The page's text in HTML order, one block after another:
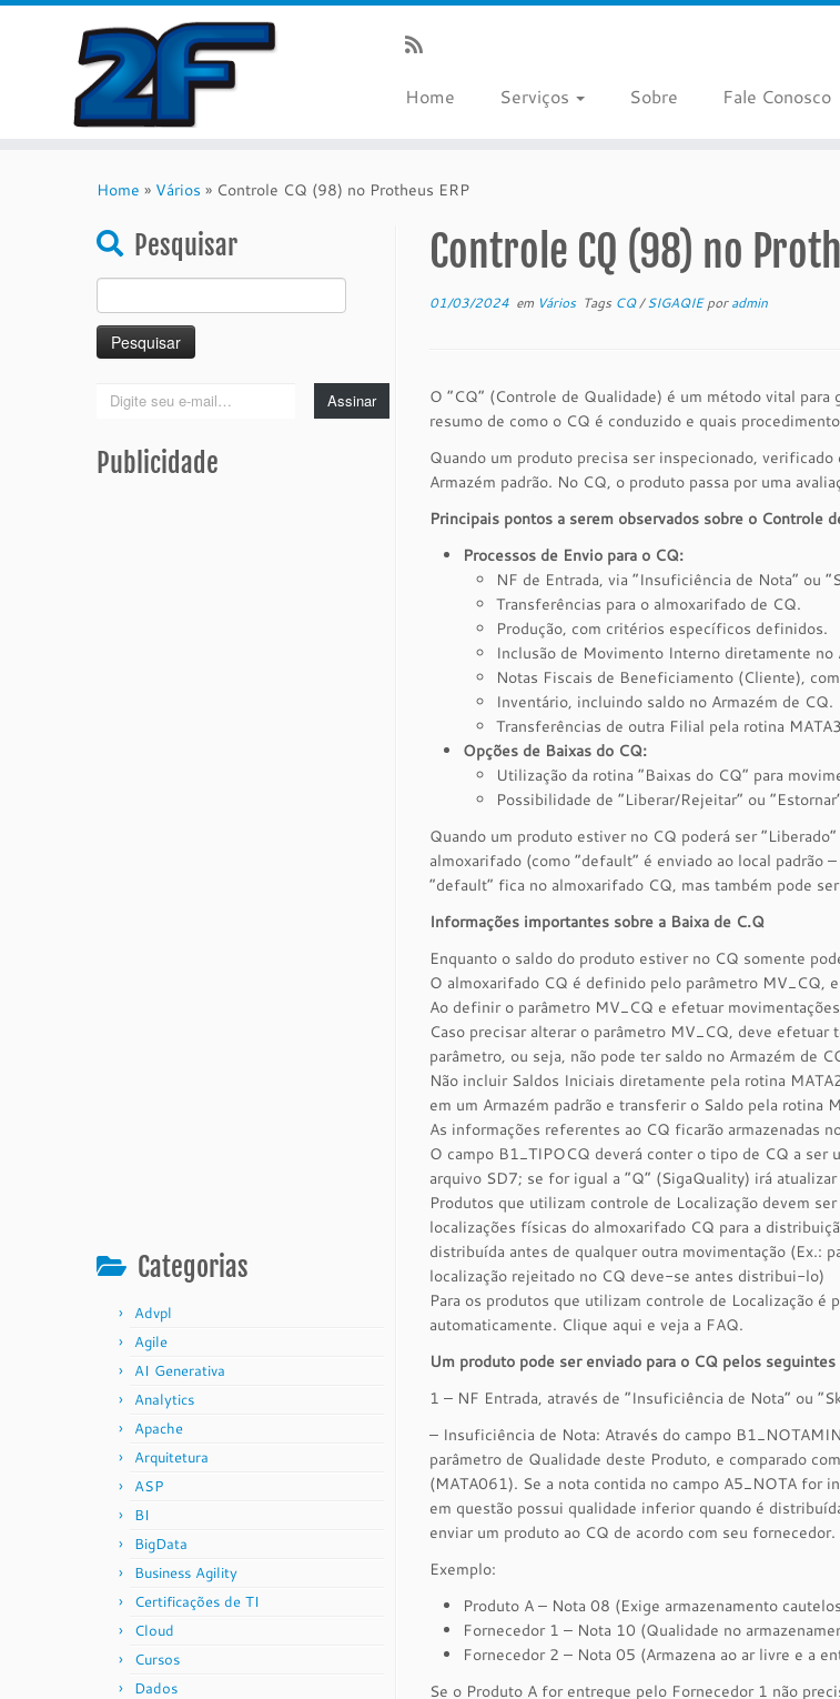
Home Serviços Sobre Fale Conosco
Home » Vários » Controle CQ (98) no Protheus ERP
Pesquisar
por:
Digite
mail…
Assinar
Publicidade
Categorias
Advpl
Agile
AI Generativa
Analytics
Apache
Arquitetura
ASP
BI
BigData
Business Agility
Certificações de TI
Cloud
Cursos
Dados
Controle CQ (98) no
01/03/2024 em Vários Tags CQ/SIGAQIEporadmin
O “CQ” (Controle de Qualidade) é um método vital
resumo de como o CQ é conduzido e quais
Quando um produto precisa ser inspecionado,
Armazém padrão. No CQ, o produto passa por uma
Principais pontos a serem observados sobre o Controle
Processos de Envio para o CQ:
NF de Entrada, via “Insuficiência de Nota” ou
Transferências para o almoxarifado de CQ.
Produção, com critérios específicos definidos.
Inclusão de Movimento Interno diretamente no
Notas Fiscais de Beneficiamento (Cliente),
Inventário, incluindo saldo no Armazém de CQ.
Transferências de outra Filial pela rotina
Opções de Baixas do CQ:
Utilização da rotina “Baixas do CQ” para
Possibilidade de “Liberar/Rejeitar” ou
Quando um produto estiver no CQ poderá ser
almoxarifado (como “default” é enviado ao local padrão
“default” fica no almoxarifado CQ, mas também pode
Informações importantes sobre a Baixa de C.Q
Enquanto o saldo do produto estiver no CQ somente
O almoxarifado CQ é definido pelo parâmetro MV_CQ,
Ao definir o parâmetro MV_CQ e efetuar
Caso precisar alterar o parâmetro MV_CQ, deve
parâmetro, ou seja, não pode ter saldo no Armazém de
Não incluir Saldos Iniciais diretamente pela rotina
em um Armazém padrão e transferir o Saldo pela rotina
As informações referentes ao CQ ficarão armazenadas
O campo B1_TIPOCQ deverá conter o tipo de CQ a
arquivo SD7; se for igual a “Q” (SigaQuality) irá
Produtos que utilizam controle de Localização devem
localizações físicas do almoxarifado CQ para a
distribuída antes de qualquer outra movimentação (Ex.:
localização rejeitado no CQ deve-se antes distribui-lo)
Para os produtos que utilizam controle de Localização
automaticamente. Clique aqui e veja a FAQ.
Um produto pode ser enviado para o CQ pelos
1 – NF Entrada, através de “Insuficiência de Nota” ou
– Insuficiência de Nota: Através do campo
parâmetro de Qualidade deste Produto, e comparado
(MATA061). Se a nota contida no campo A5_NOTA for
em questão possui qualidade inferior quando é
enviar um produto ao CQ de acordo com seu fornecedor.
Exemplo:
Produto A – Nota 08 (Exige armazenamento
Fornecedor 1 – Nota 10 (Qualidade no
Fornecedor 2 – Nota 05 (Armazena ao ar livre e a
Se o Produto A for entregue pelo Fornecedor 1 não